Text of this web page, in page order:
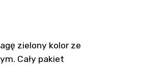
zielony kolor ze
Cały pakiet